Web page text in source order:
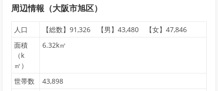
周辺情報（大阪市旭区）
人口
【総数】91,326 【男】43,480 【女】47,846
面積
（k
㎡）
6.32k㎡
世帯数
43,898